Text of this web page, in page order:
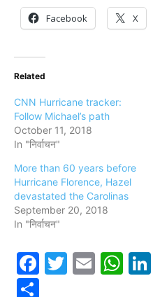
Facebook X
Related
CNN Hurricane tracker:
Follow Michael’s path
October 11, 2018
In "निर्वाचन"
More than 60 years before
Hurricane Florence, Hazel
devastated the Carolinas
September 20, 2018
In "निर्वाचन"
Facebook
Twitter
Email